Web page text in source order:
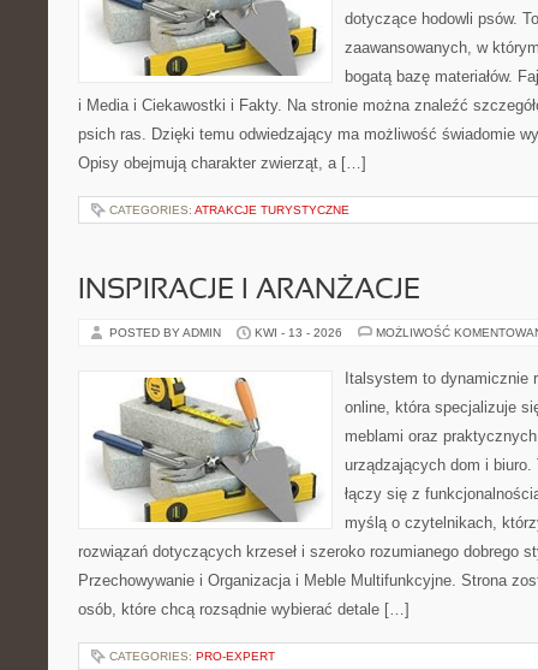
dotyczące hodowli psów.
zaawansowanych, w
bogatą bazę materiałów.
i Media i Ciekawostki i Fakty. Na stronie można znaleźć
psich ras. Dzięki temu odwiedzający ma możliwość świadomie
Opisy obejmują charakter zwierząt, a […]
CATEGORIES: ATRAKCJE TURYSTYCZNE
INSPIRACJE I ARANŻACJE
POSTED BY ADMIN KWI - 13 - 2026 MOŻLIWOŚĆ
Italsystem to dynamicznie
online, która specjalizuje
meblami oraz
urządzających dom i
łączy się z
myślą o czytelnikach,
rozwiązań dotyczących krzeseł i szeroko rozumianego dobrego
Przechowywanie i Organizacja i Meble Multifunkcyjne. Strona
osób, które chcą rozsądnie wybierać detale […]
CATEGORIES: PRO-EXPERT